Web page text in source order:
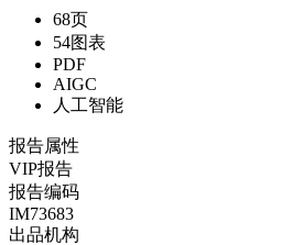
68页
54图表
PDF
AIGC
人工智能
报告属性
VIP报告
报告编码
IM73683
出品机构